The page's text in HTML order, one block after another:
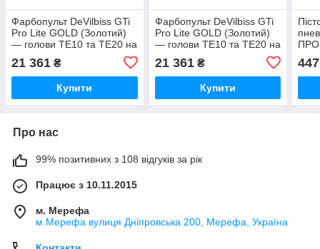
Фарбопульт DeVilbiss GTi
Pro Lite GOLD (Золотий)
— голови TE10 та TE20 на
21 361 ₴
Купити
Фарбопульт DeVilbiss GTi
Pro Lite GOLD (Золотий)
— голови TE10 та TE20 на
21 361₴
Купити
447
Про нас
99% позитивних з 108 відгуків за рік
Працює з 10.11.2015
м. Мерефа
м.Мерефа вулиця Дніпровська 200, Мерефа, Україна